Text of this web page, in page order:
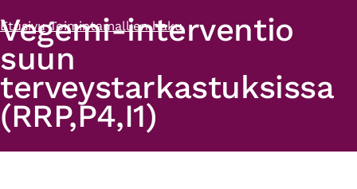
Murupolku
Etusivu Toimintamallien haku
Vegemi-interventio
suun
terveystarkastuksissa
(RRP,P4,I1)